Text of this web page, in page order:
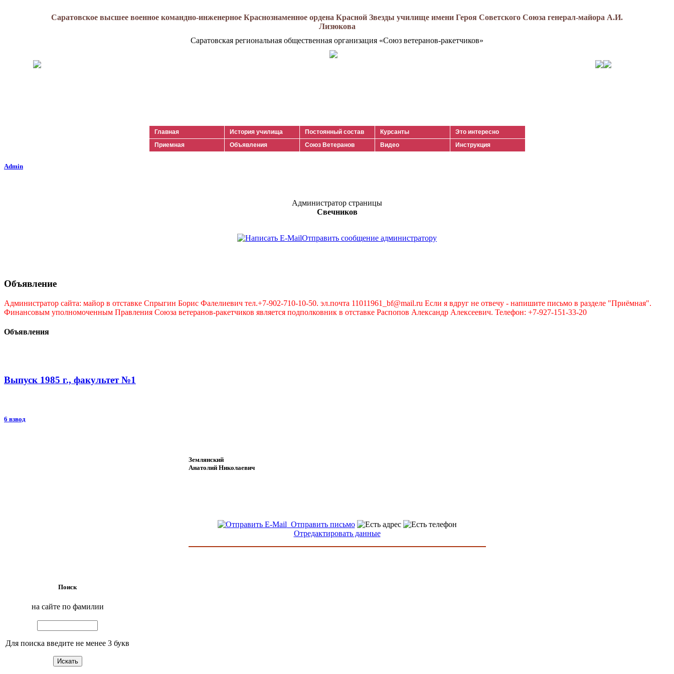
Саратовское высшее военное командно-инженерное Краснознаменное ордена Красной Звезды училище имени Героя Советского Союза генерал-майора А.И.
Лизюкова
Саратовская региональная общественная организация «Союз ветеранов-ракетчиков»
Главная История училища Постоянный состав Курсанты
Это интересно
Приемная
Объявления Союз Ветеранов Видео Инструкция
Admin
Администратор страницы
Свечников
Отправить сообщение администратору
Объявление
Администратор сайта: майор в отставке Спрыгин Борис Фалелиевич тел.+7-902-710-10-50. эл.почта 11011961_bf@mail.ru Если я вдруг не отвечу - напишите письмо в разделе "Приёмная".
Финансовым уполномоченным Правления Союза ветеранов-ракетчиков является подполковник в отставке Распопов Александр Алексеевич. Телефон: +7-927-151-33-20
Объявления
Выпуск 1985 г., факультет №1
6 взвод
Землянский
Анатолий Николаевич
Отправить письмо
Отредактировать данные
Поиск
на сайте по фамилии
Для поиска введите не менее 3 букв